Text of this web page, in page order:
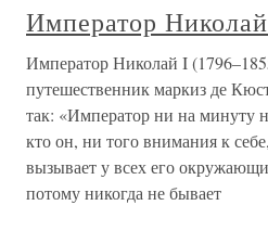
Император
Император Николай I
путешественник маркиз де
так: «Император ни на минуту
кто он, ни того внимания к
вызывает у всех его
потому никогда не бывает